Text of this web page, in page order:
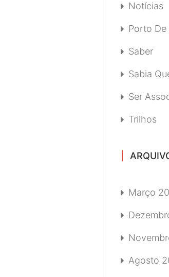
Notícias
Porto De
Saber
Sabia
Ser
Trilhos
Março
Agosto